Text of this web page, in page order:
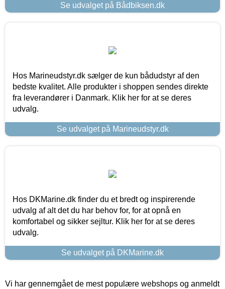
Se udvalget på Bådbiksen.dk
Hos Marineudstyr.dk sælger de kun bådudstyr af den
bedste kvalitet. Alle produkter i shoppen sendes direkte
fra leverandører i Danmark. Klik her for at se deres
udvalg.
Se udvalget på Marineudstyr.dk
Hos DKMarine.dk finder du et bredt og inspirerende
udvalg af alt det du har behov for, for at opnå en
komfortabel og sikker sejltur. Klik her for at se deres
udvalg.
Se udvalget på DKMarine.dk
Vi har gennemgået de mest populære webshops og anmeldt